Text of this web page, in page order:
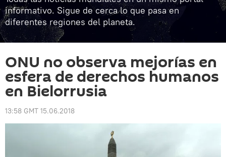
informativo. Sigue de cerca lo que pasa en
diferentes regiones del planeta.
ONU no observa mejorías en
esfera de derechos humanos
en Bielorrusia
13:58 GMT 15.06.2018